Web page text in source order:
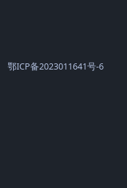
鄂ICP备2023011641号-6